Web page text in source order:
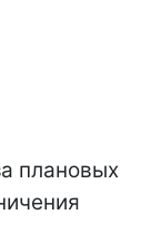
плановых